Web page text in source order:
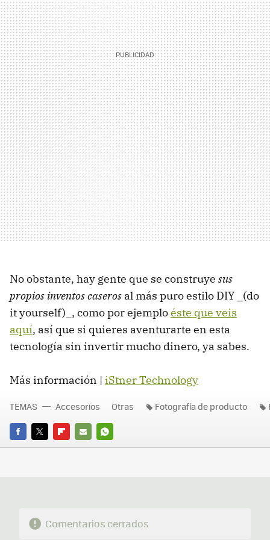
No obstante, hay gente que se construye sus
propios inventos caseros al más puro estilo DIY _(do
it yourself)_, como por ejemploéste que veis
aquí, así que si quieres aventurarte en esta
tecnología sin invertir mucho dinero, ya sabes.
Más información | iStner Technology
FACEBOOK
TWITTERFLIPBOARD
E-
WHATSAPP
TEMAS Accesorios Otras Fotografía de producto
Comentarios cerrados